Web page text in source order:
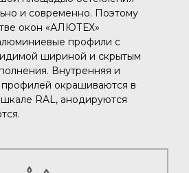
и современно. Поэтому
окон «АЛЮТЕХ»
профили с
шириной и скрытым
Внутренняя и
окрашиваются в
RAL, анодируются